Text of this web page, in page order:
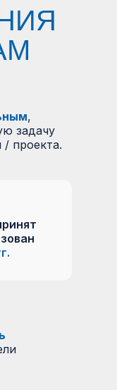
,
задачу
проекта.